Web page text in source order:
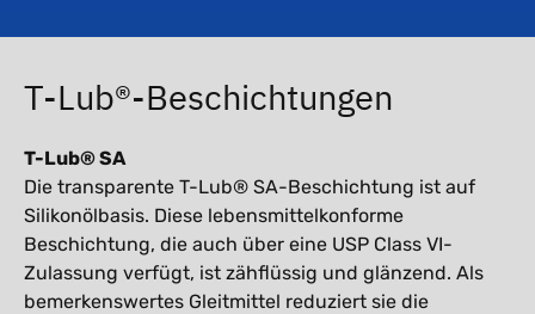
T-Lub®-Beschichtungen
T-Lub® SA
Die transparente T-Lub® SA-Beschichtung ist auf
Silikonölbasis. Diese lebensmittelkonforme
Beschichtung, die auch über eine USP Class VI-
Zulassung verfügt, ist zähflüssig und glänzend. Als
bemerkenswertes Gleitmittel reduziert sie die